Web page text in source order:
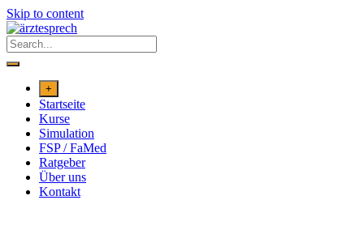
Skip to content
+
Startseite
Kurse
Simulation
FSP / FaMed
Ratgeber
Über uns
Kontakt